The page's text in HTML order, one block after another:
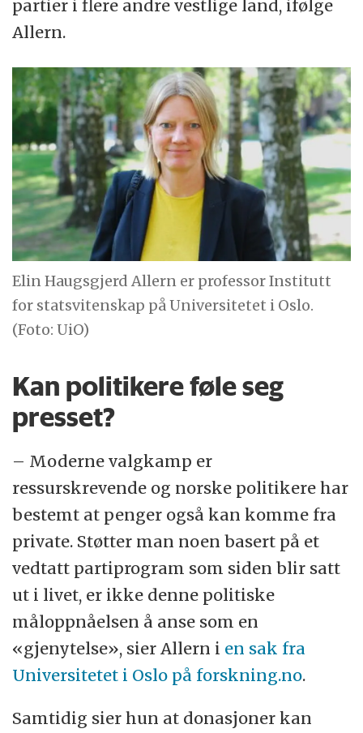
partier i flere andre vestlige land, ifølge
Allern.
Elin Haugsgjerd Allern er professor Institutt
for statsvitenskap på Universitetet i Oslo.
(Foto: UiO)
Kan politikere føle seg
presset?
– Moderne valgkamp er
ressurskrevende og norske politikere har
bestemt at penger også kan komme fra
private. Støtter man noen basert på et
vedtatt partiprogram som siden blir satt
ut i livet, er ikke denne politiske
måloppnåelsen å anse som en
«gjenytelse», sier Allern i en sak fra
Universitetet i Oslo på forskning.no.
Samtidig sier hun at donasjoner kan